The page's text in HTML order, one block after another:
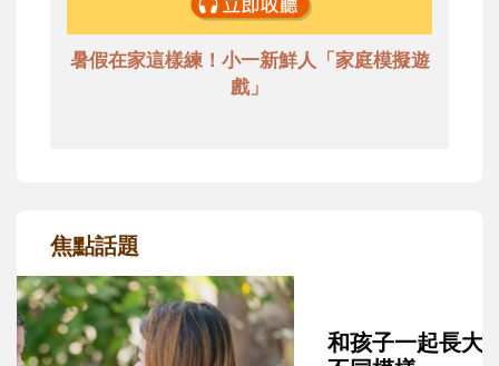
暑假在家這樣練！小一新鮮人「家庭模擬遊
戲」
焦點話題
和孩子一起長大的那個男人│讀懂父親的